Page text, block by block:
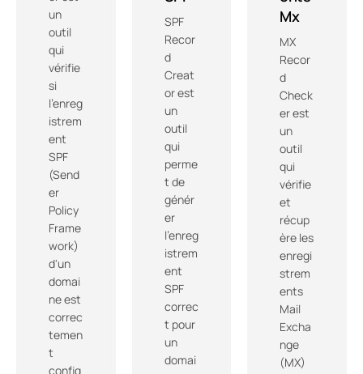
un
outil
qui
vérifie
si
l'enreg
istrem
ent
SPF
(Send
er
Policy
Frame
work)
d'un
domai
ne est
correc
temen
t
config
SPF
Recor
d
Creat
or est
un
outil
qui
perme
t de
génér
er
l'enreg
istrem
ent
SPF
correc
t pour
un
domai
Mx
MX
Recor
d
Check
er est
un
outil
qui
vérifie
et
récup
ère les
enregi
strem
ents
Mail
Excha
nge
(MX)